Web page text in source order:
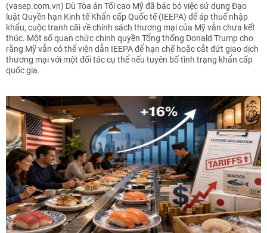
(vasep.com.vn) Dù Tòa án Tối cao Mỹ đã bác bỏ việc sử dụng Đạo
luật Quyền hạn Kinh tế Khẩn cấp Quốc tế (IEEPA) để áp thuế nhập
khẩu, cuộc tranh cãi về chính sách thương mại của Mỹ vẫn chưa kết
thúc. Một số quan chức chính quyền Tổng thống Donald Trump cho
rằng Mỹ vẫn có thể viện dẫn IEEPA để hạn chế hoặc cắt đứt giao dịch
thương mại với một đối tác cụ thể nếu tuyên bố tình trạng khẩn cấp
quốc gia.